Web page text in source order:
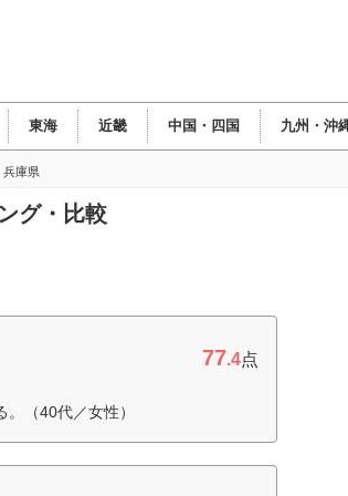
東海 近畿 中国・四国 九州・沖
兵庫県
グ・比較
77.4点
（40代／女性）